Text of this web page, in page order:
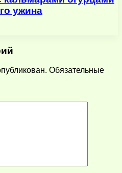
ужина
Обязательные